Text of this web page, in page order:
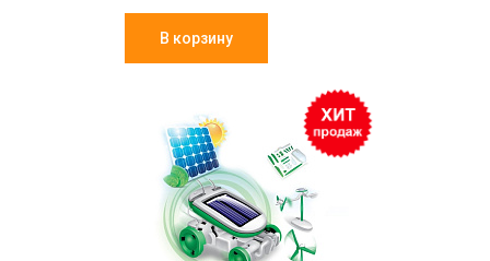
В корзину